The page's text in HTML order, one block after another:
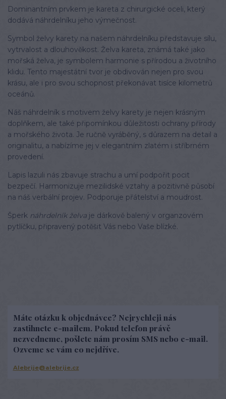
Dominantním prvkem je kareta z chirurgické oceli, který
dodává náhrdelníku jeho výmečnost.
Symbol želvy karety na našem náhrdelníku představuje sílu,
vytrvalost a dlouhověkost. Želva kareta, známá také jako
mořská želva, je symbolem harmonie s přírodou a životního
klidu. Tento majestátní tvor je obdivován nejen pro svou
krásu, ale i pro svou schopnost překonávat tisíce kilometrů
oceánů.
Náš náhrdelník s motivem želvy karety je nejen krásným
doplňkem, ale také připomínkou důležitosti ochrany přírody
a mořského života. Je ručně vyráběný, s důrazem na detail a
originalitu, a nabízíme jej v elegantním zlatém i stříbrném
provedení.
Lapis lazuli nás zbavuje strachu a umí podpořit pocit
bezpečí. Harmonizuje mezilidské vztahy a pozitivně působí
na náš verbální projev. Podporuje přátelství a moudrost.
Šperk náhrdelník želva je dárkově balený v organzovém
pytlíčku, připravený potěšit Vás nebo Vaše blízké.
Máte otázku k objednávce? Nejrychleji nás
zastihnete e-mailem. Pokud telefon právě
nezvedneme, pošlete nám prosím SMS nebo e-mail.
Ozveme se vám co nejdříve.
Alebrije@alebrije.cz